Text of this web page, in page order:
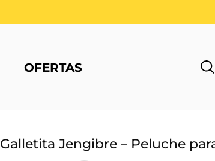
OFERTAS
Galletita Jengibre – Peluche